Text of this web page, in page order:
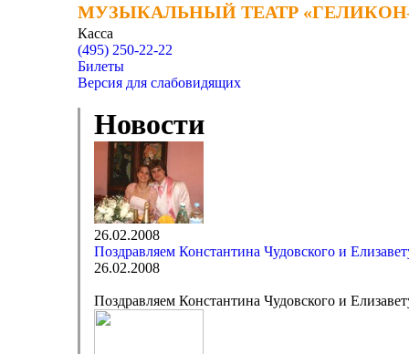
МУЗЫКАЛЬНЫЙ ТЕАТР
МУЗЫКАЛЬНЫЙ ТЕАТР
Касса
(495) 250-22-22
Билеты
Версия для слабовидящих
Новости
26.02.2008
Поздравляем Константина Чудовского и
26.02.2008
Поздравляем Константина Чудовского и